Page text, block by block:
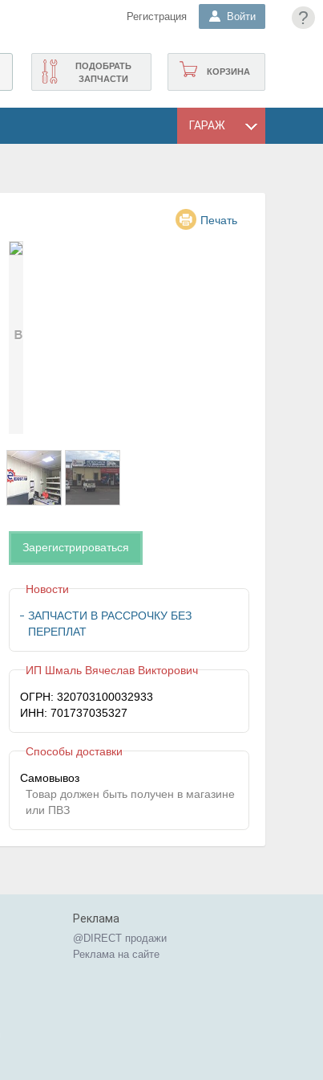
?
Регистрация Войти
КОРЗИНА
ПОДОБРАТЬ
ЗАПЧАСТИ
ГАРАЖ
Печать
Зарегистрироваться
Новости
ЗАПЧАСТИ В РАССРОЧКУ БЕЗ
ПЕРЕПЛАТ
ИП Шмаль Вячеслав Викторович
ОГРН: 320703100032933
ИНН: 701737035327
Способы доставки
Самовывоз
Товар должен быть получен в магазине
или ПВЗ
Реклама
@DIRECT продажи
Реклама на сайте